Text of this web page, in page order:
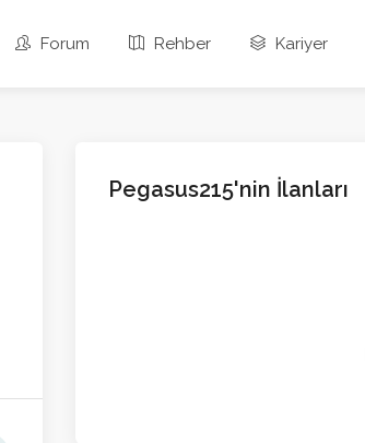
Forum Rehber Kariyer
Pegasus215'nin İlanları